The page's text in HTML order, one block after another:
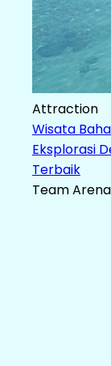
Attraction
Wisata
Eksplorasi
Terbaik
Team